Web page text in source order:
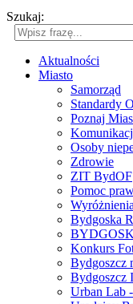
Szukaj:
Aktualności
Miasto
Samorząd
Standardy
Poznaj
Osoby
Zdrowie
ZIT BydOF
Pomoc
Bydgoska
Konkurs
Bydgoszcz
Bydgoszcz
Urban Lab